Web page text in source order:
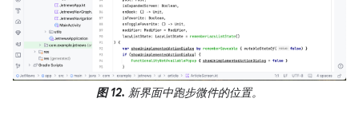
图 12. 新界面中跑步微件的位置。